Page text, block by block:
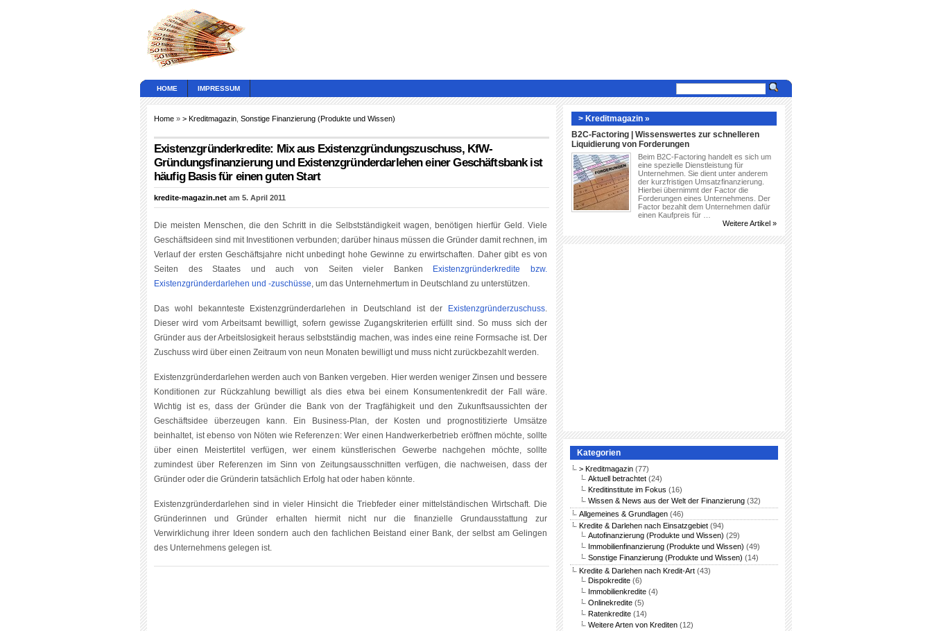
HOME IMPRESSUM
Home » > Kreditmagazin Sonstige Finanzierung (Produkte und Wissen)
Existenzgründerkredite: Mix aus Existenzgründungszuschuss, KfW-
Gründungsfinanzierung und Existenzgründerdarlehen einer Geschäftsbank ist
häufig Basis für einen guten Start
kredite-magazin.net am 5. April 2011
Die meisten Menschen, die den Schritt in die Selbstständigkeit wagen, benötigen hierfür Geld. Viele
Geschäftsideen sind mit Investitionen verbunden; darüber hinaus müssen die Gründer damit rechnen, im
Verlauf der ersten Geschäftsjahre nicht unbedingt hohe Gewinne zu erwirtschaften. Daher gibt es von
Seiten des Staates und auch von Seiten vieler Banken
Existenzgründerkredite bzw.
Existenzgründerdarlehen und -zuschüsse, um das Unternehmertum in Deutschland zu unterstützen.
Das wohl bekannteste Existenzgründerdarlehen in Deutschland ist der Existenzgründerzuschuss.
Dieser wird vom Arbeitsamt bewilligt, sofern gewisse Zugangskriterien erfüllt sind. So muss sich der
Gründer aus der Arbeitslosigkeit heraus selbstständig machen, was indes eine reine Formsache ist. Der
Zuschuss wird über einen Zeitraum von neun Monaten bewilligt und muss nicht zurückbezahlt werden.
Existenzgründerdarlehen werden auch von Banken vergeben. Hier werden weniger Zinsen und bessere
Konditionen zur Rückzahlung bewilligt als dies etwa bei einem Konsumentenkredit der Fall wäre.
Wichtig ist es, dass der Gründer die Bank von der Tragfähigkeit und den Zukunftsaussichten der
Geschäftsidee überzeugen kann. Ein Business-Plan, der Kosten und prognostitizierte Umsätze
beinhaltet, ist ebenso von Nöten wie Referenzen: Wer einen Handwerkerbetrieb eröffnen möchte, sollte
über einen Meistertitel verfügen, wer einem künstlerischen Gewerbe nachgehen möchte, sollte
zumindest über Referenzen im Sinn von Zeitungsausschnitten verfügen, die nachweisen, dass der
Gründer oder die Gründerin tatsächlich Erfolg hat oder haben könnte.
Existenzgründerdarlehen sind in vieler Hinsicht die Triebfeder einer mittelständischen Wirtschaft. Die
Gründerinnen und Gründer erhalten hiermit nicht nur die finanzielle Grundausstattung zur
Verwirklichung ihrer Ideen sondern auch den fachlichen Beistand einer Bank, der selbst am Gelingen
des Unternehmens gelegen ist.
> Kreditmagazin »
B2C-Factoring | Wissenswertes zur schnelleren
Liquidierung von Forderungen
Beim B2C-Factoring handelt es sich um
eine spezielle Dienstleistung für
Unternehmen. Sie dient unter anderem
der kurzfristigen Umsatzfinanzierung.
Hierbei übernimmt der Factor die
Forderungen eines Unternehmens. Der
Factor bezahlt dem Unternehmen dafür
einen Kaufpreis für …
Weitere Artikel »
Kategorien
> Kreditmagazin (77)
Aktuell betrachtet (24)
Kreditinstitute im Fokus (16)
Wissen & News aus der Welt der Finanzierung (32)
Allgemeines & Grundlagen (46)
Kredite & Darlehen nach Einsatzgebiet (94)
Autofinanzierung (Produkte und Wissen) (29)
Immobilienfinanzierung (Produkte und Wissen) (49)
Sonstige Finanzierung (Produkte und Wissen) (14)
Kredite & Darlehen nach Kredit-Art (43)
Dispokredite (6)
Immobilienkredite (4)
Onlinekredite (5)
Ratenkredite (14)
Weitere Arten von Krediten (12)